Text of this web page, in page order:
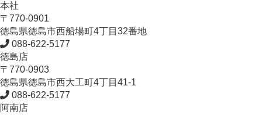
本社
〒770-0901
徳島県徳島市西船場町4丁目32番地
088-622-5177
徳島店
〒770-0903
徳島県徳島市西大工町4丁目41-1
088-622-5177
阿南店